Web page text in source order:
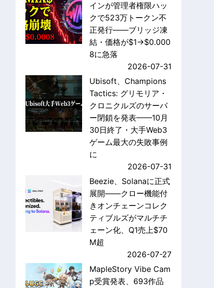
インが管理者権限ハッ
クで523万トークン不
正発行——ブリッジ凍
結・価格が$1→$0.000
8に急落
2026-07-31
Ubisoft、Champions
Tactics: グリモリア・
クロニクルズのサーバ
ー閉鎖を発表——10月
30日終了・大手Web3
ゲーム最大の失敗事例
に
2026-07-31
Beezie、Solanaに正式
展開——クロー機能付
きオンチェーンコレク
ティブルズがマルチチ
ェーン化、Q1売上$70
M超
2026-07-27
MapleStory Vibe Cam
p受賞発表、693作品